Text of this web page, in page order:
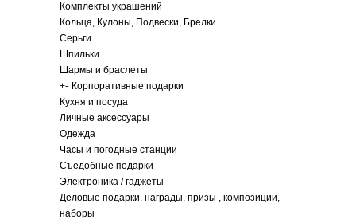
Комплекты украшений
Кольца, Кулоны, Подвески, Брелки
Серьги
Шпильки
Шармы и браслеты
+- Корпоративные подарки
Кухня и посуда
Личные аксессуары
Одежда
Часы и погодные станции
Съедобные подарки
Электроника / гаджеты
Деловые подарки, награды, призы , композиции,
наборы